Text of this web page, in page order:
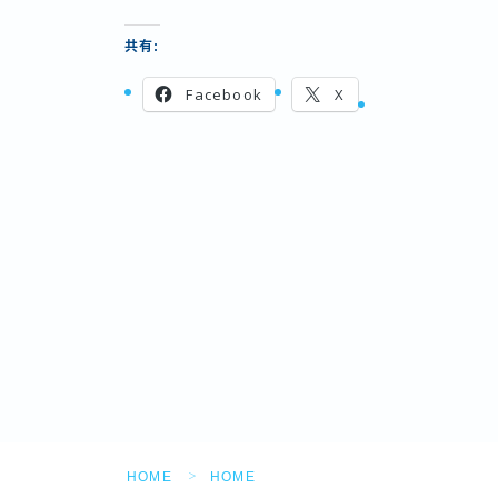
共有:
Facebook X
HOME ＞ HOME